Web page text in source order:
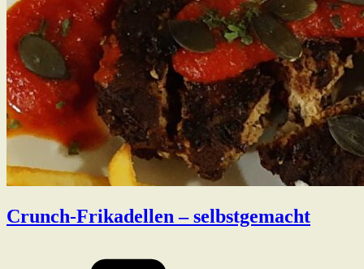
Crunch-Frikadellen – selbstgemacht